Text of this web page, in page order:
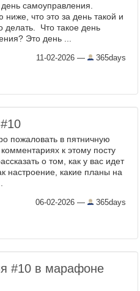
самоуправления.
ниже, что это за день такой и
делать. Что такое день
Это день ...
11-02-2026 — 365days
пожаловать в пятничную
к этому посту
о том, как у вас идет
настроение, какие планы на
06-02-2026 — 365days
#10 в марафоне